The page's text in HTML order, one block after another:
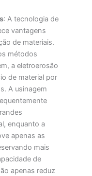
: A tecnologia de
vantagens
de materiais.
métodos
a eletroerosão
de material por
A usinagem
enquanto a
apenas as
mais
de
apenas reduz